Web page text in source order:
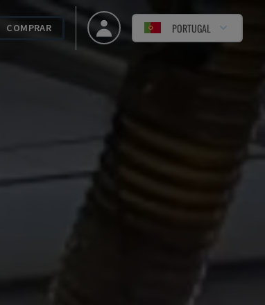
COMPRAR PORTUGAL